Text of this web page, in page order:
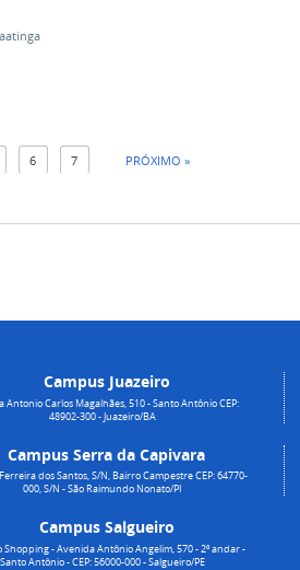
6 7 PRÓXIMO »
Campus Juazeiro
Antonio Carlos Magalhães, 510 - Santo Antônio CEP:
48902-300 - Juazeiro/BA
Campus Serra da Capivara
dos Santos, S/N, Bairro Campestre CEP: 64770-
000, S/N - São Raimundo Nonato/PI
Campus Salgueiro
Shopping - Avenida Antônio Angelim, 570 - 2º andar -
Santo Antônio - CEP: 56000-000 - Salgueiro/PE